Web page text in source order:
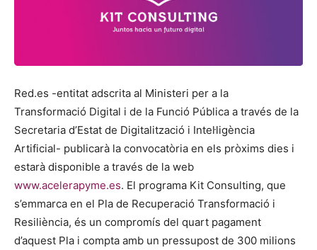
Red.es -entitat adscrita al Ministeri per a la
Transformació Digital i de la Funció Pública a través de la
Secretaria d’Estat de Digitalització i Intel·ligència
Artificial- publicarà la convocatòria en els pròxims dies i
estarà disponible a través de la web
www.acelerapyme.es. El programa Kit Consulting, que
s’emmarca en el Pla de Recuperació Transformació i
Resiliència, és un compromís del quart pagament
d’aquest Pla i compta amb un pressupost de 300 milions